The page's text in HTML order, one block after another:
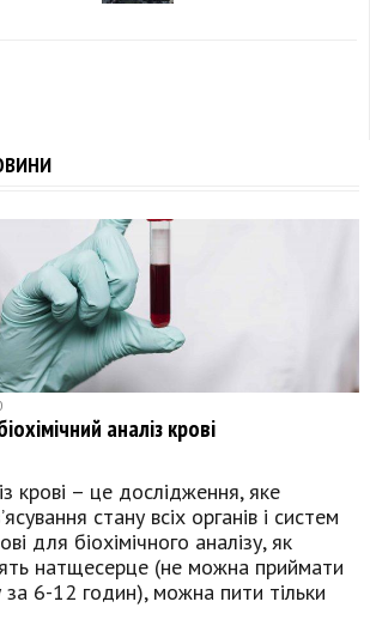
аналіз крові
крові – це дослідження, яке
стану всіх органів і систем
для біохімічного аналізу, як
натщесерце (не можна приймати
за 6-12 годин), можна пити тільки